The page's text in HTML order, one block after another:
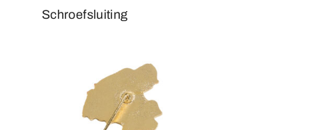
Schroefsluiting